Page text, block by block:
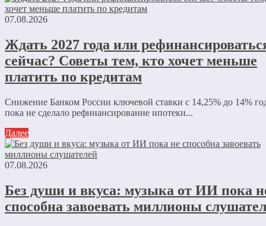
07.08.2026
Ждать 2027 года или
сейчас? Советы тем, кто хочет меньше
платить по кредитам
Снижение Банком России ключевой ставки с 14,25% до 14%
пока не сделало рефинансирование ипотеки...
Далее
07.08.2026
Без души и вкуса: музыка от ИИ пока
способна завоевать миллионы